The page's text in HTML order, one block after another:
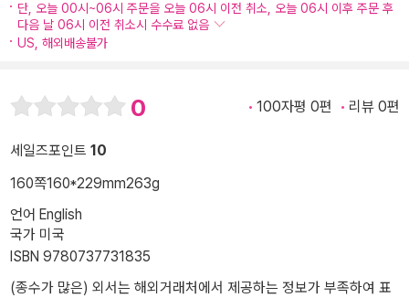
단, 오늘 00시~06시 주문을 오늘 06시 이전 취소, 오늘 06시 이후 주문 후
다음 날 06시 이전 취소시 수수료 없음
US, 해외배송불가
0 100자평 0편 리뷰 0편
세일즈포인트 10
160쪽160*229mm263g
언어 English
국가 미국
ISBN 9780737731835
(종수가 많은) 외서는 해외거래처에서 제공하는 정보가 부족하여 표